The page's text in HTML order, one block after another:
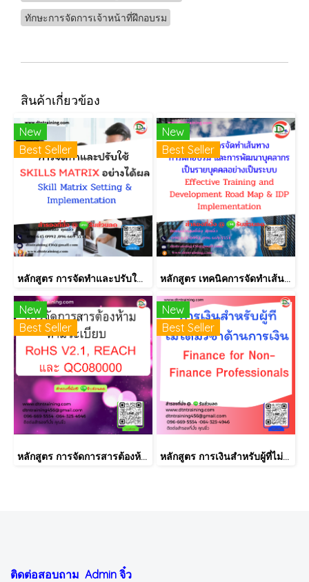
ทักษะการจัดการเจ้าหน้าที่ฝึกอบรม
สินค้าเกี่ยวข้อง
New
Best Seller
หลักสูตร การจัดทำและปรับใช้ SKILLS MATRIX อย่างได้ผล Skill Matrix Setting & Implementation
New
Best Seller
หลักสูตร เทคนิคการจัดทำเส้นทางการฝึกอบรม และการพัฒนาบุคลากร เป็นรายบุคคลอย่างเป็นระบบ Effective Training and Development Road Map & IDP Implementation
New
Best Seller
หลักสูตร การจัดการสารต้องห้ามตามระเบียบ RoHS V2.1, REACH และ QC080000
New
Best Seller
หลักสูตร การเงินสำหรับผู้ที่ไม่ได้มีวิชาชีพด้านการเงิน (Finance for Non-Finance Professionals)
ติดต่อสอบถาม Admin จิ๋ว